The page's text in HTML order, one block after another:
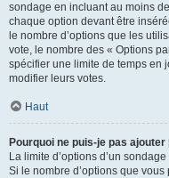
sondage en incluant au moins
chaque option devant être
le nombre d’options que les
vote, le nombre des « Options
spécifier une limite de temps en
modifier leurs votes.
Haut
Pourquoi ne puis-je pas
La limite d’options d’un
Si le nombre d’options que